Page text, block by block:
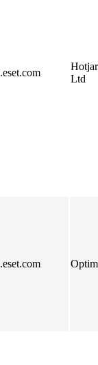
.eset.com
Hotjar
Ltd
.eset.com